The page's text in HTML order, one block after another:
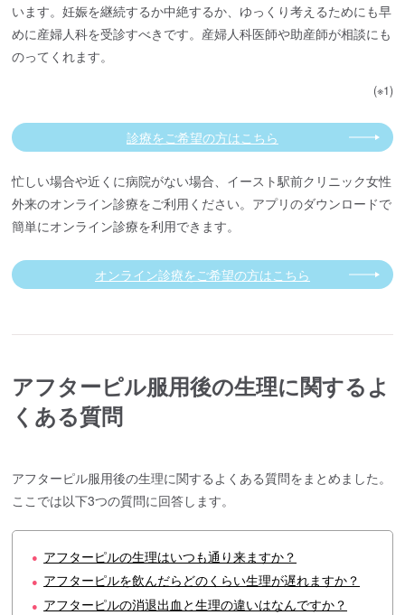
います。妊娠を継続するか中絶するか、ゆっくり考えるためにも早
めに産婦人科を受診すべきです。産婦人科医師や助産師が相談にも
のってくれます。
(※1)
診療をご希望の方はこちら
忙しい場合や近くに病院がない場合、イースト駅前クリニック女性
外来のオンライン診療をご利用ください。アプリのダウンロードで
簡単にオンライン診療を利用できます。
オンライン診療をご希望の方はこちら
アフターピル服用後の生理に関するよ
くある質問
アフターピル服用後の生理に関するよくある質問をまとめました。
ここでは以下3つの質問に回答します。
● アフターピルの生理はいつも通り来ますか？
● アフターピルを飲んだらどのくらい生理が遅れますか？
● アフターピルの消退出血と生理の違いはなんですか？